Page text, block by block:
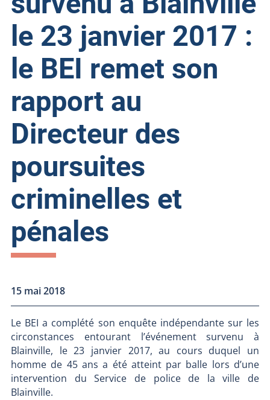
le 23 janvier 2017 :
le BEI remet son
rapport au
Directeur des
poursuites
criminelles et
pénales
15 mai 2018
Le BEI a complété son enquête indépendante sur les
circonstances entourant l’événement survenu à
Blainville, le 23 janvier 2017, au cours duquel un
homme de 45 ans a été atteint par balle lors d’une
intervention du Service de police de la ville de
Blainville.